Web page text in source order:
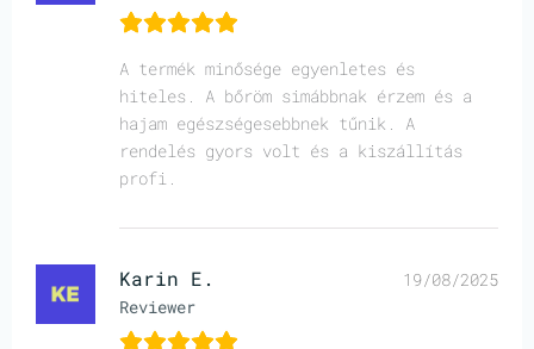
A termék minősége egyenletes és
hiteles. A bőröm simábbnak érzem és a
hajam egészségesebbnek tűnik. A
rendelés gyors volt és a kiszállítás
profi.
Karin E.
Reviewer
19/08/2025